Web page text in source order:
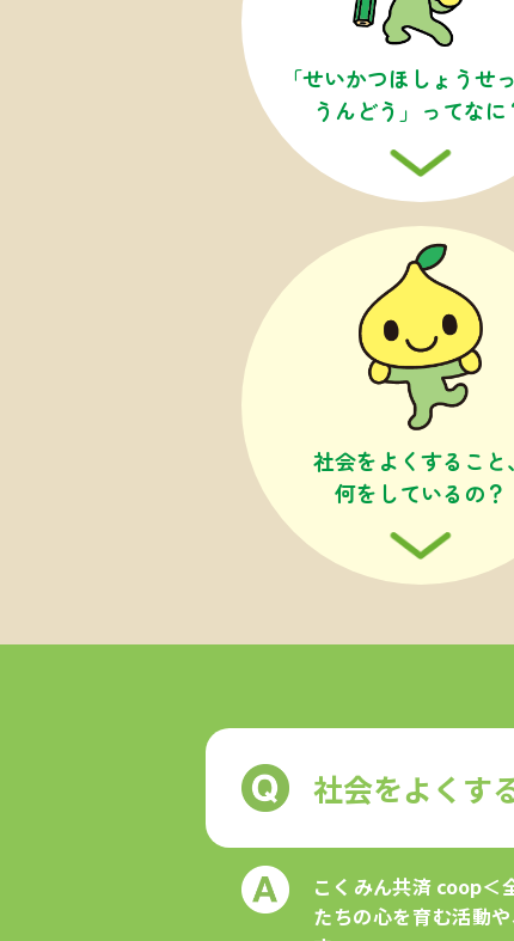
「せいかつほしょうせ
うんどう」 ってなに
社会をよくすること、
何を しているの？
社会をよくす
こくみん共済 coop＜
たちの心を育む活動